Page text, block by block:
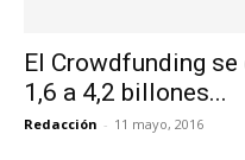
El Crowdfunding se
1,6 a 4,2 billones...
Redacción - 11 mayo, 2016